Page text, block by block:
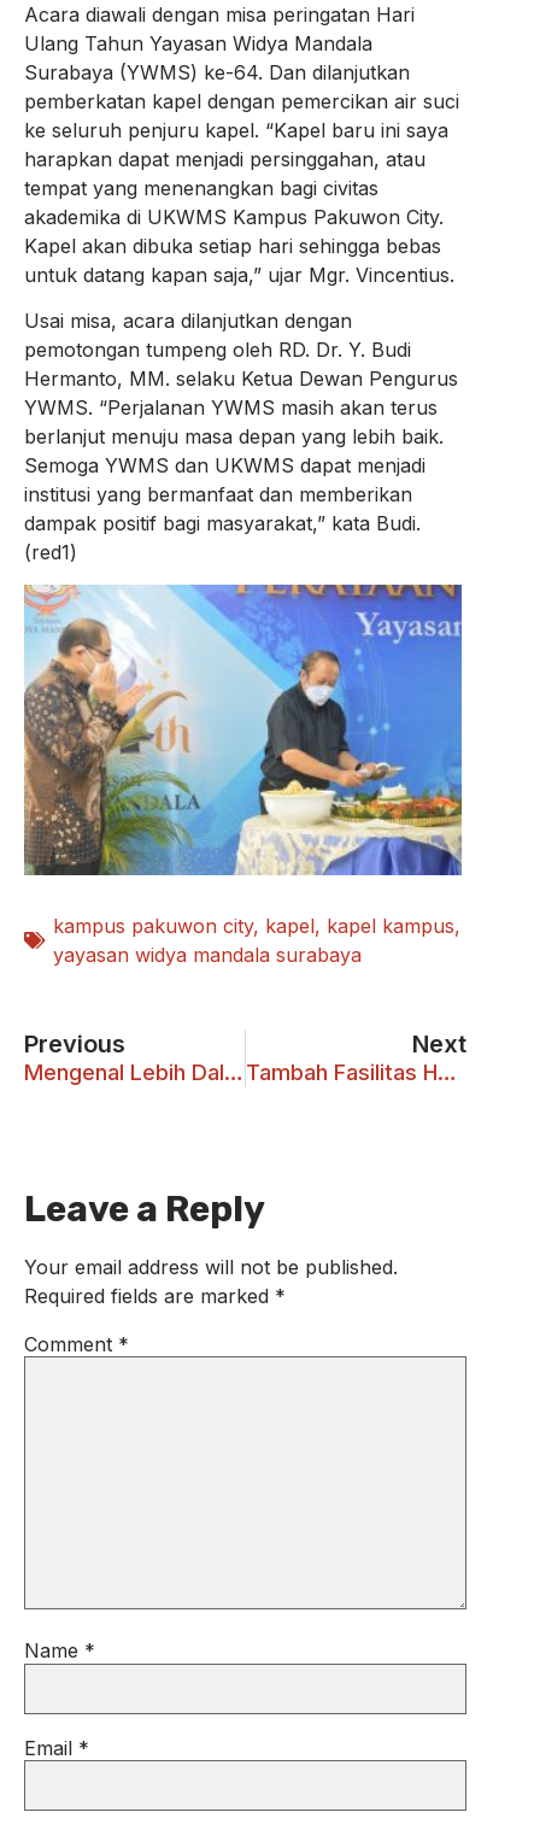
Acara diawali dengan misa peringatan Hari
Ulang Tahun Yayasan Widya Mandala
Surabaya (YWMS) ke-64. Dan dilanjutkan
pemberkatan kapel dengan pemercikan air suci
ke seluruh penjuru kapel. “Kapel baru ini saya
harapkan dapat menjadi persinggahan, atau
tempat yang menenangkan bagi civitas
akademika di UKWMS Kampus Pakuwon City.
Kapel akan dibuka setiap hari sehingga bebas
untuk datang kapan saja,” ujar Mgr. Vincentius.
Usai misa, acara dilanjutkan dengan
pemotongan tumpeng oleh RD. Dr. Y. Budi
Hermanto, MM. selaku Ketua Dewan Pengurus
YWMS. “Perjalanan YWMS masih akan terus
berlanjut menuju masa depan yang lebih baik.
Semoga YWMS dan UKWMS dapat menjadi
institusi yang bermanfaat dan memberikan
dampak positif bagi masyarakat,” kata Budi.
(red1)
kampus pakuwon city, kapel, kapel kampus,
yayasan widya mandala surabaya
Previous
Mengenal Lebih Dalam Tentang FIKOM Melalui Pra PPK
Next
Tambah Fasilitas Hanbok Self Photo Studio
Leave a Reply
Your email address will not be published.
Required fields are marked *
Comment *
Name *
Email *